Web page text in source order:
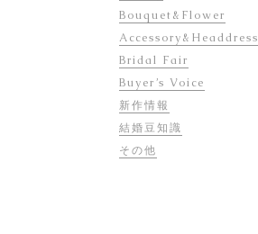
Bouquet&Flower
Accessory&Headdress
Bridal Fair
Buyer’s Voice
新作情報
結婚豆知識
その他